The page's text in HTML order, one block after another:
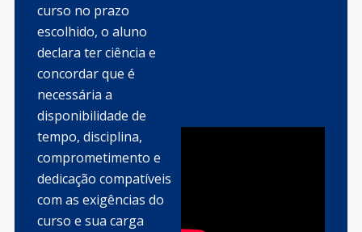
curso no prazo
escolhido, o aluno
declara ter ciência e
concordar que é
necessária a
disponibilidade de
tempo, disciplina,
comprometimento e
dedicação compatíveis
com as exigências do
curso e sua carga